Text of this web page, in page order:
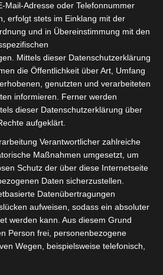
8. April 2024
Ihr Lieben,
liegt in der Luft
Wochen steht
in voller Blüte.
Minute wird im
verbracht & eine
Kaffeepause, die
FIKA nennt,
nicht fehlen.
schmecken
besonders
köstlich.
Mail-Adresse oder Telefonnummer
erfolgt stets im Einklang mit der
und in Übereinstimmung mit den
Mittels dieser Datenschutzerklärung
die Öffentlichkeit über Art, Umfang
genutzten und verarbeiteten
informieren. Ferner werden
dieser Datenschutzerklärung über
aufgeklärt.
Verantwortlicher zahlreiche
Maßnahmen umgesetzt, um
Schutz der über diese Internetseite
Daten sicherzustellen.
Datenübertragungen
aufweisen, sodass ein absoluter
werden kann. Aus diesem Grund
Person frei, personenbezogene
Wegen, beispielsweise telefonisch,